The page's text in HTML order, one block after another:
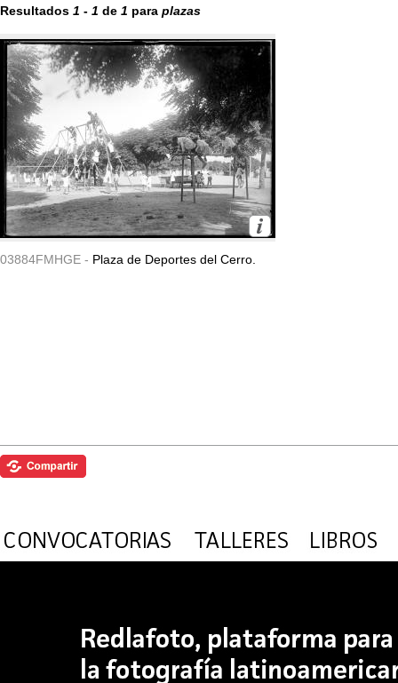
Resultados 1 - 1 de 1 para plazas
03884FMHGE - Plaza de Deportes del Cerro.